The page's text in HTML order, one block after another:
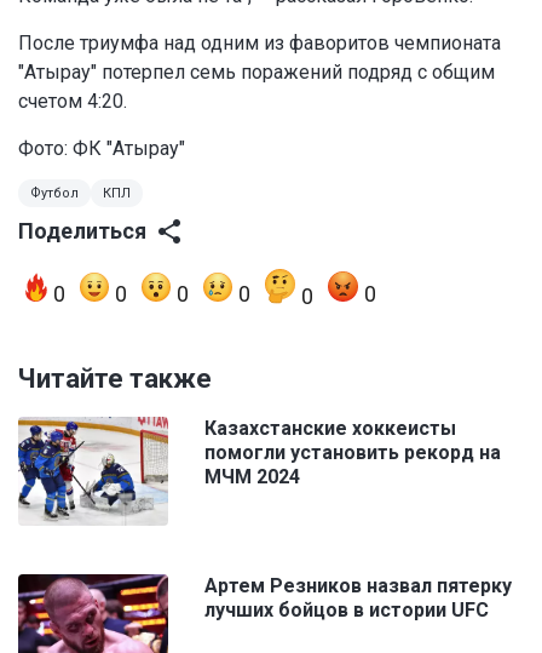
После триумфа над одним из фаворитов чемпионата
"Атырау" потерпел семь поражений подряд с общим
счетом 4:20.
Фото: ФК "Атырау"
Футбол КПЛ
Поделиться
0 0 0 0 0 0
Читайте также
Казахстанские хоккеисты
помогли установить рекорд на
МЧМ 2024
Артем Резников назвал пятерку
лучших бойцов в истории UFC